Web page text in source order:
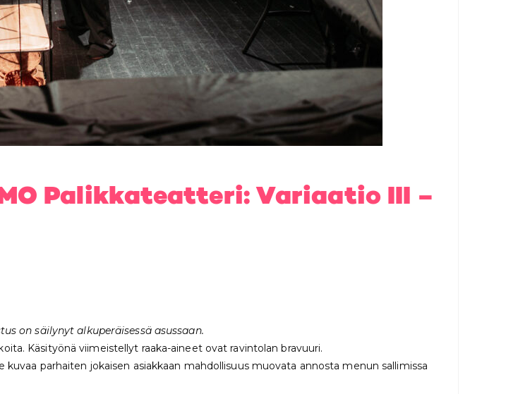
Palikkateatteri: Variaatio III –
on säilynyt alkuperäisessä asussaan.
Käsityönä viimeistellyt raaka-aineet ovat ravintolan bravuuri.
parhaiten jokaisen asiakkaan mahdollisuus muovata annosta menun sallimissa